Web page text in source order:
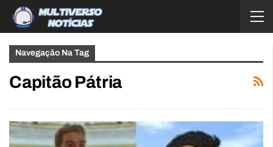
Navegação Na Tag
Capitão Pátria